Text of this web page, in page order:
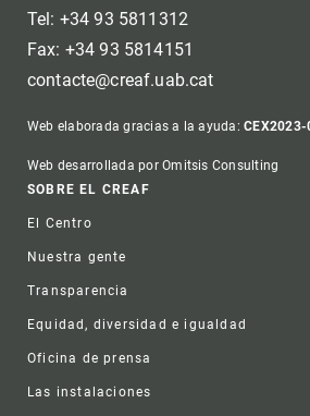
Tel: +34 93 5811312
Fax: +34 93 5814151
contacte@creaf.uab.cat
Web elaborada gracias a la ayuda:
Web desarrollada por Omitsis Consulting
Footer
SOBRE EL CREAF
El Centro
Nuestra gente
Transparencia
Equidad, diversidad e igualdad
Oficina de prensa
Las instalaciones